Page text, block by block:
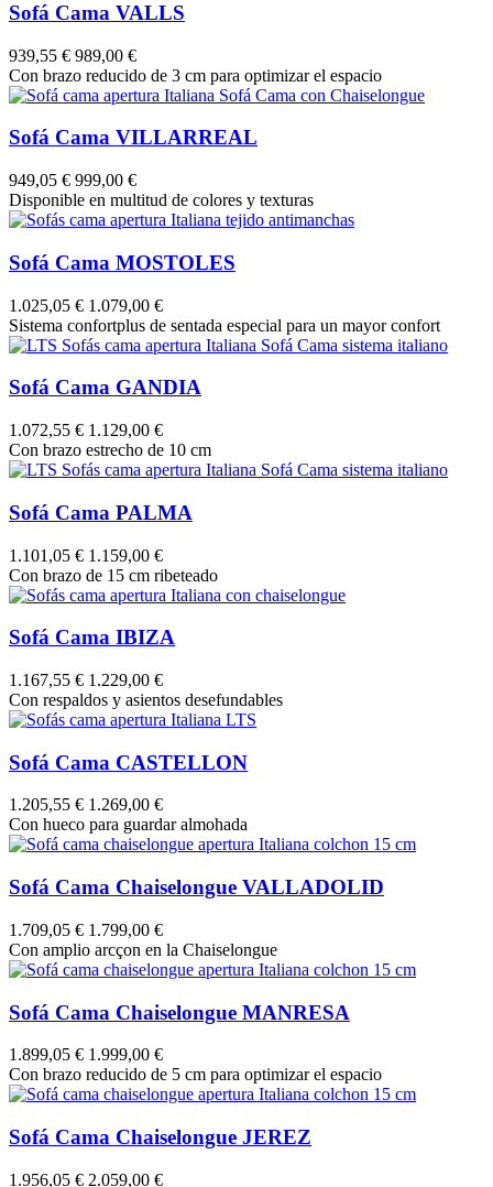
Sofá Cama VALLS
939,55 € 989,00 €
Con brazo reducido de 3 cm para optimizar el espacio
Sofá Cama VILLARREAL
949,05 € 999,00 €
Disponible en multitud de colores y texturas
Sofá Cama MOSTOLES
1.025,05 € 1.079,00 €
Sistema confortplus de sentada especial para un mayor confort
Sofá Cama GANDIA
1.072,55 € 1.129,00 €
Con brazo estrecho de 10 cm
Sofá Cama PALMA
1.101,05 € 1.159,00 €
Con brazo de 15 cm ribeteado
Sofá Cama IBIZA
1.167,55 € 1.229,00 €
Con respaldos y asientos desefundables
Sofá Cama CASTELLON
1.205,55 € 1.269,00 €
Con hueco para guardar almohada
Sofá Cama Chaiselongue VALLADOLID
1.709,05 € 1.799,00 €
Con amplio arcçon en la Chaiselongue
Sofá Cama Chaiselongue MANRESA
1.899,05 € 1.999,00 €
Con brazo reducido de 5 cm para optimizar el espacio
Sofá Cama Chaiselongue JEREZ
1.956,05 € 2.059,00 €